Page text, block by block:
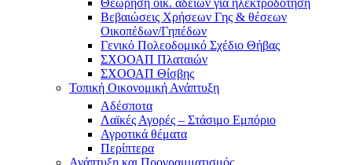
Θεώρηση οικ. αδειών για ηλεκτροδότηση
Βεβαιώσεις Χρήσεων Γης & θέσεων
Οικοπέδων/Γηπέδων
Γενικό Πολεοδομικό Σχέδιο Θήβας
ΣΧΟΟΑΠ Πλαταιών
ΣΧΟΟΑΠ Θίσβης
Τοπική Οικονομική Ανάπτυξη
Αδέσποτα
Λαϊκές Αγορές – Στάσιμο Εμπόριο
Αγροτικά θέματα
Περίπτερα
Ανάπτυξη και Προγραμματισμός